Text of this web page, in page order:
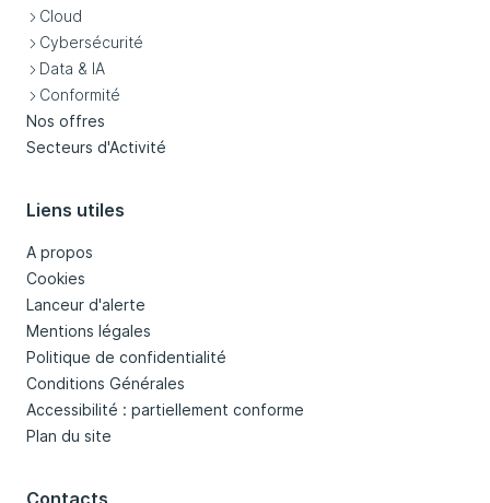
Cloud
Cybersécurité
Data & IA
Conformité
Nos offres
Secteurs d'Activité
Liens utiles
A propos
Cookies
Lanceur d'alerte
Mentions légales
Politique de confidentialité
Conditions Générales
Accessibilité : partiellement conforme
Plan du site
Contacts